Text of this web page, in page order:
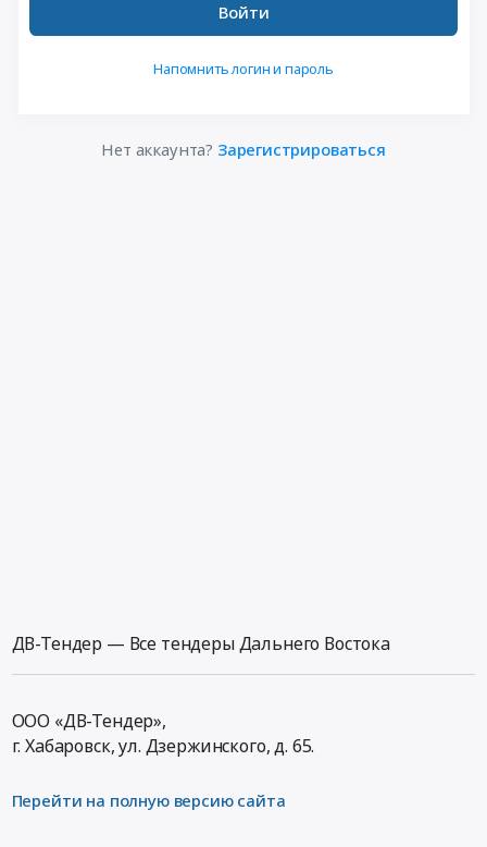
Войти
Напомнить логин и пароль
Нет аккаунта? Зарегистрироваться
ДВ-Тендер — Все тендеры Дальнего Востока
ООО «ДВ-Тендер»,
г. Хабаровск,ул. Дзержинского, д. 65.
Перейти на полную версию сайта